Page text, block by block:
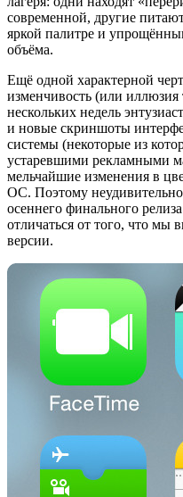
современной, другие
яркой палитре и
объёма.
Ещё одной характерной
изменчивость (или
нескольких недель
и новые скриншоты
системы (некоторые из
устаревшими рекламными
мельчайшие изменения в
ОС. Поэтому
осеннего финального релиза
отличаться от того, что мы
версии.